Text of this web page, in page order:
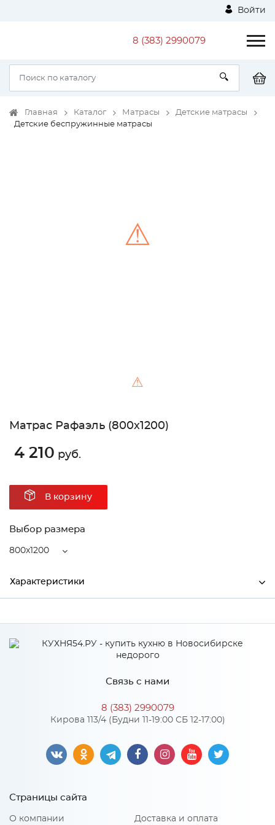
Войти
8 (383) 2990079
Главная Каталог Матрасы
Детские матрасы
Детские беспружинные матрасы
⚠
⚠
Матрас Рафаэль (800х1200)
4 210 руб.
В корзину
Выбор размера
800x1200
Характеристики
Высота 130
Особенности
Количество упаковок: 1
Нагрузка на одно спальное место: 80
Связь с нами
8 (383) 2990079
Кирова 113/4 (Будни 11-19:00 СБ 12-17:00)
Страницы сайта
О компании Доставка и оплата